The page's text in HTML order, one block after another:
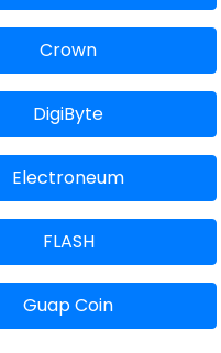
Crown
DigiByte
Electroneum
FLASH
Guap Coin